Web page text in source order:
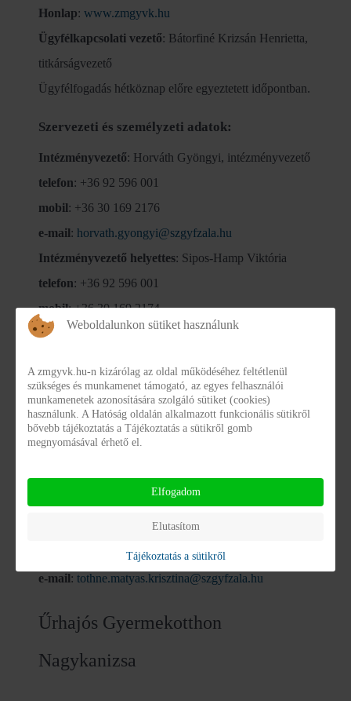
Honlap: www.zmgyvk.hu
Ügyfélkapcsolati vezető: Bátorfiné Krizsán Henrietta,
titkárságvezető
Ügyfélfogadás hétköznap előre egyeztetett időpontban.
Szervezeti és személyzeti adatok:
Intézményvezető: Horváth Gyöngyi, intézményvezető
telefon: +36 92 596 001
mobil: +36 30 169 2176
e-mail: horvath.gyongyi@szgyfzala.hu
Intézményvezető helyettes: Sipos-Hamp Viktória
telefon: +36 92 596 001
mobil: +36 30 169 2174
e-mail:
sipos-hamp.viktoria@szgyfzala.hu
Gyermekvédelmi Központ Zala
Vármegye székhelyen működő
Gyermekotthon Zalaegerszeg
: 92/596-001, 23 mellék
+36 30 533-5665
e-mail: tothne.matyas.krisztina@szgyfzala.hu
Űrhajós Gyermekotthon
Nagykanizsa
Weboldalunkon sütiket használunk
A zmgyvk.hu-n kizárólag az oldal működéséhez feltétlenül
szükséges és munkamenet támogató, az egyes felhasználói
munkamenetek azonosítására szolgáló sütiket (cookies)
használunk. A Hatóság oldalán alkalmazott funkcionális sütikről
bővebb tájékoztatás a Tájékoztatás a sütikről gomb
megnyomásával érhető el.
Elfogadom
Elutasítom
Tájékoztatás a sütikről